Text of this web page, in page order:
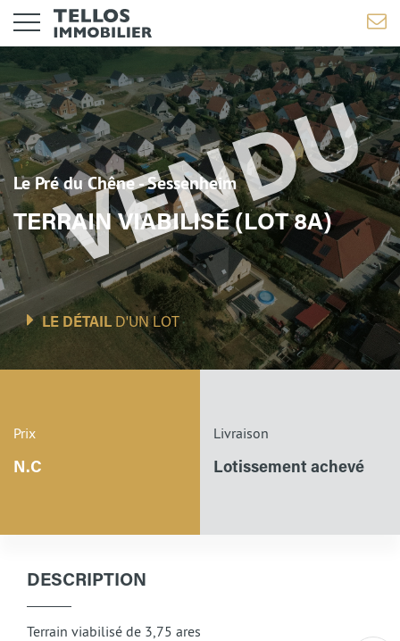
Le Pré du Chêne - Sessenheim
TERRAIN VIABILISÉ (LOT 8A)
LE DÉTAIL D'UN LOT
Prix
N.C
Livraison
Lotissement achevé
DESCRIPTION
Terrain viabilisé de 3,75 ares